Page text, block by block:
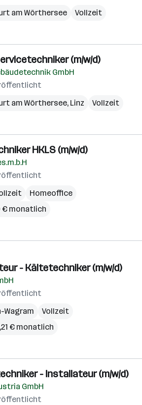
am Wörthersee
Vollzeit
(m/w/d)
GmbH
am Wörthersee, Linz Vollzeit
HKLS (m/w/d)
Homeoffice
€ monatlich
- Kältetechniker (m/w/d)
Wagram
Vollzeit
€ monatlich
- Installateur (m/w/d)
GmbH